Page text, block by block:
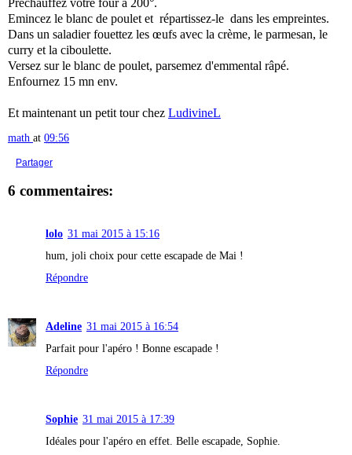
Préchauffez votre four à 200°.
Emincez le blanc de poulet et répartissez-le dans les empreintes.
Dans un saladier fouettez les œufs avec la crème, le parmesan, le
curry et la ciboulette.
Versez sur le blanc de poulet, parsemez d'emmental râpé.
Enfournez 15 mn env.
Et maintenant un petit tour chez LudivineL
math at 09:56
Partager
6 commentaires:
lolo 31 mai 2015 à 15:16
hum, joli choix pour cette escapade de Mai !
Répondre
Adeline 31 mai 2015 à 16:54
Parfait pour l'apéro ! Bonne escapade !
Répondre
Sophie 31 mai 2015 à 17:39
Idéales pour l'apéro en effet. Belle escapade, Sophie.